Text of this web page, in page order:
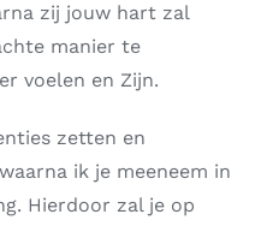
zij jouw hart zal
manier te
voelen en Zijn.
zetten en
ik je meeneem in
Hierdoor zal je op